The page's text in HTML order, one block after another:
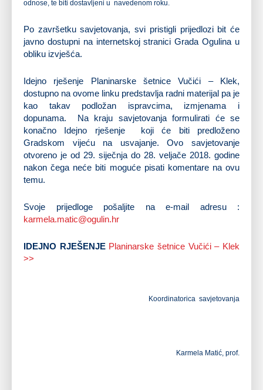
odnose, te biti dostavljeni u navedenom roku.
Po završetku savjetovanja, svi pristigli prijedlozi bit će
javno dostupni na internetskoj stranici Grada Ogulina u
obliku izvješća.
Idejno rješenje Planinarske šetnice Vučići – Klek,
dostupno na ovome linku predstavlja radni materijal pa je
kao takav podložan ispravcima, izmjenama i
dopunama. Na kraju savjetovanja formulirati će se
konačno Idejno rješenje koji će biti predloženo
Gradskom vijeću na usvajanje. Ovo savjetovanje
otvoreno je od 29. siječnja do 28. veljače 2018. godine
nakon čega neće biti moguće pisati komentare na ovu
temu.
Svoje prijedloge pošaljite na e-mail adresu :
karmela.matic@ogulin.hr
IDEJNO RJEŠENJE Planinarske šetnice Vučići – Klek
>>
Koordinatorica savjetovanja
Karmela Matić, prof.